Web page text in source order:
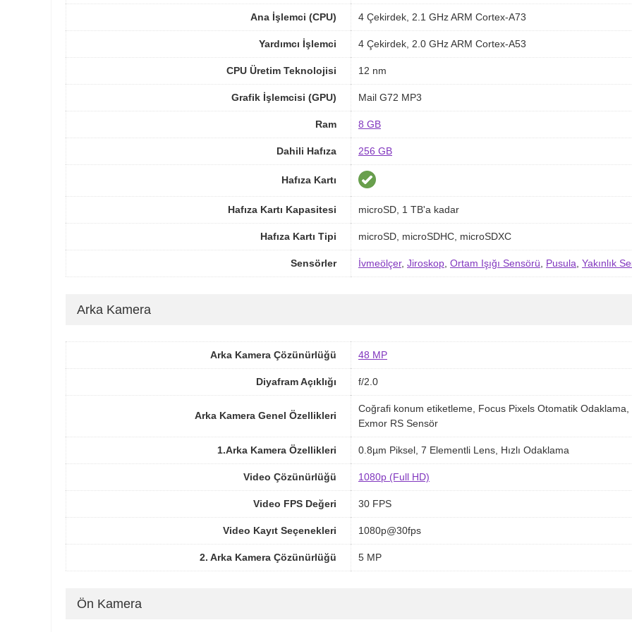
Ana İşlemci (CPU) 4 Çekirdek, 2.1 GHz ARM Cortex-A73
Yardımcı İşlemci 4 Çekirdek, 2.0 GHz ARM Cortex-A53
CPU Üretim Teknolojisi 12 nm
Grafik İşlemcisi (GPU) Mail G72 MP3
Ram 8 GB
Dahili Hafıza 256 GB
Hafıza Kartı
Hafıza Kartı Kapasitesi microSD, 1 TB'a kadar
Hafıza Kartı Tipi microSD, microSDHC, microSDXC
Sensörler İvmeölçer, Jiroskop Ortam Işığı Sensörü Pusula Yakınlık
Arka Kamera
Arka Kamera Çözünürlüğü 48 MP
Diyafram Açıklığı f/2.0
Arka Kamera Genel Özellikleri
Coğrafi konum etiketleme, Focus Pixels Otomatik
Exmor RS Sensör
1.Arka Kamera Özellikleri 0.8µm Piksel, 7 Elementli Lens, Hızlı Odaklama
Video Çözünürlüğü 1080p (Full HD)
Video FPS Değeri 30 FPS
Video Kayıt Seçenekleri 1080p@30fps
2. Arka Kamera Çözünürlüğü 5 MP
Ön Kamera